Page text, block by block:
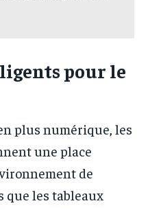
pour le
plus numérique, les
une place
de
que les tableaux